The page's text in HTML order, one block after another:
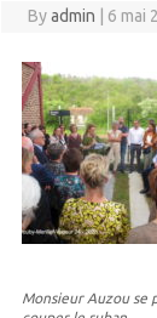
Byadmin 6 mai
Monsieur Auzou se